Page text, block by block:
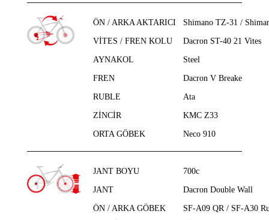
ÖN / ARKA AKTARICI Shimano TZ-31 /
VİTES / FREN KOLU Dacron ST-40 21 Vites
AYNAKOL Steel
FREN Dacron V Breake
RUBLE Ata
ZİNCİR KMC Z33
ORTA GÖBEK Neco 910
JANT BOYU 700c
JANT Dacron Double Wall
ÖN / ARKA GÖBEK SF-A09 QR / SF-A30